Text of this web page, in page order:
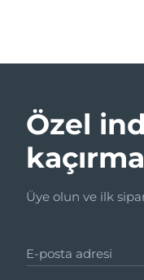
Özel
Üye olun ve ilk
E-posta adresi